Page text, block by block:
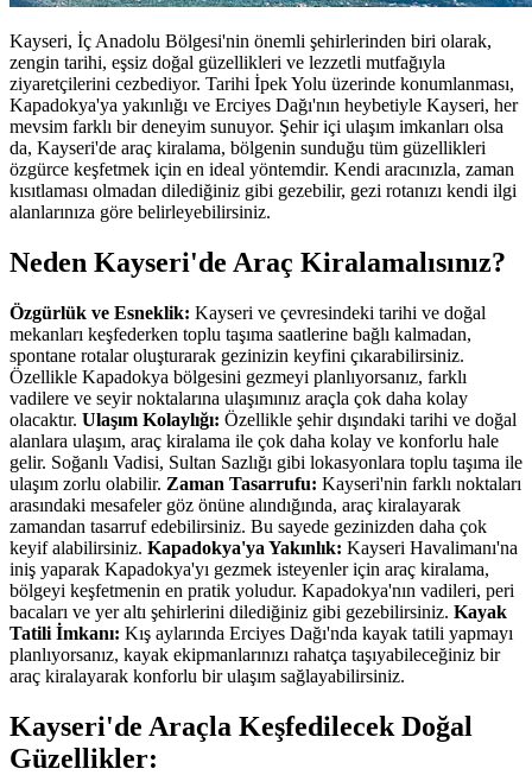
Kayseri, İç Anadolu Bölgesi'nin önemli şehirlerinden biri olarak,
zengin tarihi, eşsiz doğal güzellikleri ve lezzetli mutfağıyla
ziyaretçilerini cezbediyor. Tarihi İpek Yolu üzerinde konumlanması,
Kapadokya'ya yakınlığı ve Erciyes Dağı'nın heybetiyle Kayseri, her
mevsim farklı bir deneyim sunuyor. Şehir içi ulaşım imkanları olsa
da, Kayseri'de araç kiralama, bölgenin sunduğu tüm güzellikleri
özgürce keşfetmek için en ideal yöntemdir. Kendi aracınızla, zaman
kısıtlaması olmadan dilediğiniz gibi gezebilir, gezi rotanızı kendi ilgi
alanlarınıza göre belirleyebilirsiniz.
Neden Kayseri'de Araç Kiralamalısınız?
Özgürlük ve Esneklik: Kayseri ve çevresindeki tarihi ve doğal
mekanları keşfederken toplu taşıma saatlerine bağlı kalmadan,
spontane rotalar oluşturarak gezinizin keyfini çıkarabilirsiniz.
Özellikle Kapadokya bölgesini gezmeyi planlıyorsanız, farklı
vadilere ve seyir noktalarına ulaşımınız araçla çok daha kolay
olacaktır. Ulaşım Kolaylığı: Özellikle şehir dışındaki tarihi ve doğal
alanlara ulaşım, araç kiralama ile çok daha kolay ve konforlu hale
gelir. Soğanlı Vadisi, Sultan Sazlığı gibi lokasyonlara toplu taşıma ile
ulaşım zorlu olabilir. Zaman Tasarrufu: Kayseri'nin farklı noktaları
arasındaki mesafeler göz önüne alındığında, araç kiralayarak
zamandan tasarruf edebilirsiniz. Bu sayede gezinizden daha çok
keyif alabilirsiniz. Kapadokya'ya Yakınlık: Kayseri Havalimanı'na
iniş yaparak Kapadokya'yı gezmek isteyenler için araç kiralama,
bölgeyi keşfetmenin en pratik yoludur. Kapadokya'nın vadileri, peri
bacaları ve yer altı şehirlerini dilediğiniz gibi gezebilirsiniz. Kayak
Tatili İmkanı: Kış aylarında Erciyes Dağı'nda kayak tatili yapmayı
planlıyorsanız, kayak ekipmanlarınızı rahatça taşıyabileceğiniz bir
araç kiralayarak konforlu bir ulaşım sağlayabilirsiniz.
Kayseri'de Araçla Keşfedilecek Doğal
Güzellikler: